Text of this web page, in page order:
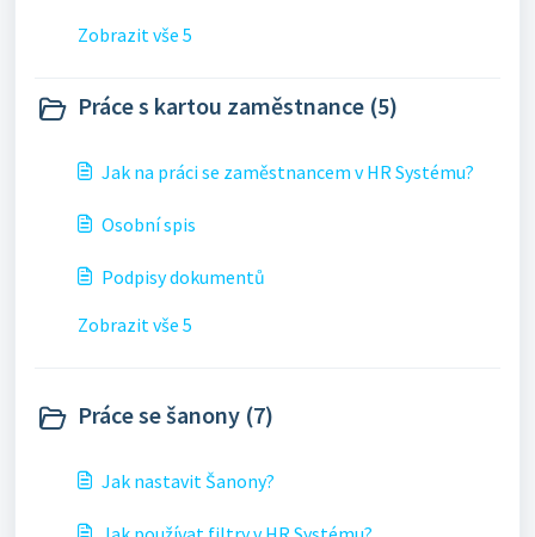
Zobrazit vše 5
Práce s kartou zaměstnance (5)
Jak na práci se zaměstnancem v HR Systému?
Osobní spis
Podpisy dokumentů
Zobrazit vše 5
Práce se šanony (7)
Jak nastavit Šanony?